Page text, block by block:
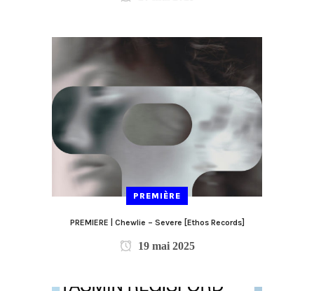
PREMIÈRE
PREMIERE | Chewlie – Severe [Ethos Records]
19 mai 2025